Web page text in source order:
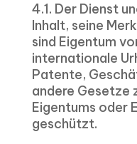
4.1. Der Dienst
Inhalt, seine
sind Eigentum
internationale
Patente,
andere Gesetze
Eigentums oder
geschützt.